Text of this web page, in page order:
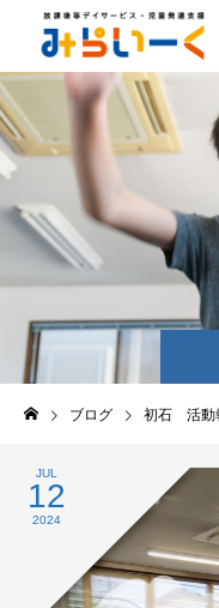
ブログ 初石 活動
JUL
12
2024